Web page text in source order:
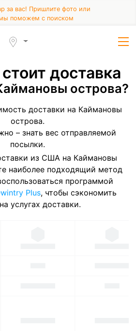
за вас! Пришлите фото или
поможем с поиском
доставка
острова?
доставки на Каймановы
острова.
– знать вес отправляемой
посылки.
из США на Каймановы
наиболее подходящий метод
программой
Plus, чтобы сэкономить
услугах доставки.